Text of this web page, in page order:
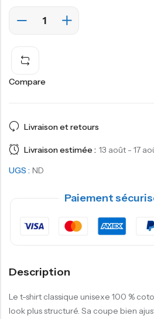
Compare
Livraison et retours
Livraison estimée : 13 août - 17
UGS : ND
Paiement
Description
Le t-shirt classique unisexe 100 %
look plus structuré. Sa coupe bien